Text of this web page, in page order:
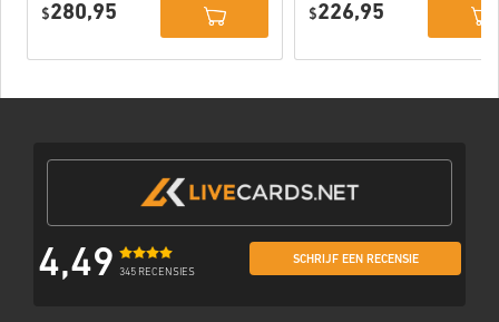
Network
$280,95
Network
$226,95
4,49 345 RECENSIES
SCHRIJF EEN RECENSIE